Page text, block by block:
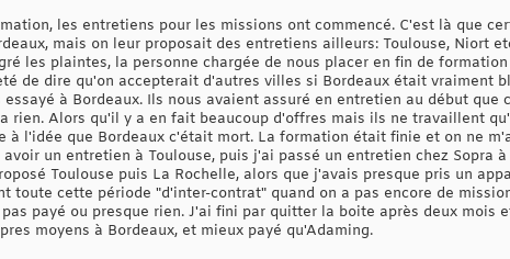
les entretiens pour les missions ont commencé. C'est là que
mais on leur proposait des entretiens ailleurs: Toulouse, Niort
les plaintes, la personne chargée de nous placer en fin de
de dire qu'on accepterait d'autres villes si Bordeaux était vraiment
essayé à Bordeaux. Ils nous avaient assuré en entretien au début
rien. Alors qu'il y a en fait beaucoup d'offres mais ils ne travaillent
à l'idée que Bordeaux c'était mort. La formation était finie et on ne
un entretien à Toulouse, puis j'ai passé un entretien chez Sopra
Toulouse puis La Rochelle, alors que j'avais presque pris un
toute cette période "d'inter-contrat" quand on a pas encore de
payé ou presque rien. J'ai fini par quitter la boite après deux mois
moyens à Bordeaux, et mieux payé qu'Adaming.